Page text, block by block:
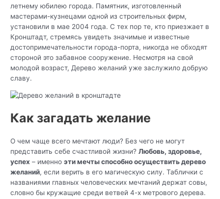
летнему юбилею города. Памятник, изготовленный
мастерами-кузнецами одной из строительных фирм,
установили в мае 2004 года. С тех пор те, кто приезжает в
Кронштадт, стремясь увидеть значимые и известные
достопримечательности города-порта, никогда не обходят
стороной это забавное сооружение. Несмотря на свой
молодой возраст, Дерево желаний уже заслужило добрую
славу.
Как загадать желание
О чем чаще всего мечтают люди? Без чего не могут
представить себе счастливой жизни?Любовь, здоровье,
успех – именноэти мечты способно осуществить дерево
желаний, если верить в его магическую силу. Таблички с
названиями главных человеческих мечтаний держат совы,
словно бы кружащие среди ветвей 4-х метрового дерева.